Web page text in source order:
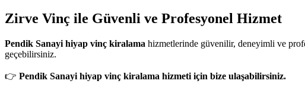
Zirve Vinç ile Güvenli ve Profesyonel Hizmet
Pendik Sanayi hiyap vinç kiralama hizmetlerinde güvenilir, deneyimli ve
geçebilirsiniz.
👉 Pendik Sanayi hiyap vinç kiralama hizmeti için bize ulaşabilirsiniz.